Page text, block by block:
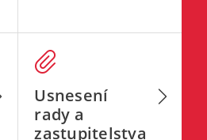
Usnesení
rady a
zastupitelstva